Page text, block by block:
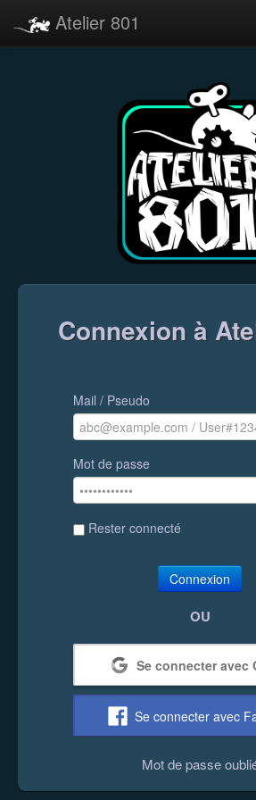
Atelier 801
Connexion à
Mail / Pseudo
Mot de passe
Rester connecté
Connexion
OU
Se connecter avec
Se connecter avec
Mot de passe